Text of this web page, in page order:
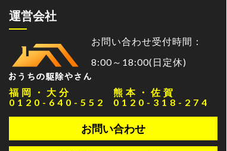
運営会社
お問い合わせ受付時間：
8:00～18:00(日定休)
福岡・大分
0120-640-552
熊本・佐賀
0120-318-274
お問い合わせ